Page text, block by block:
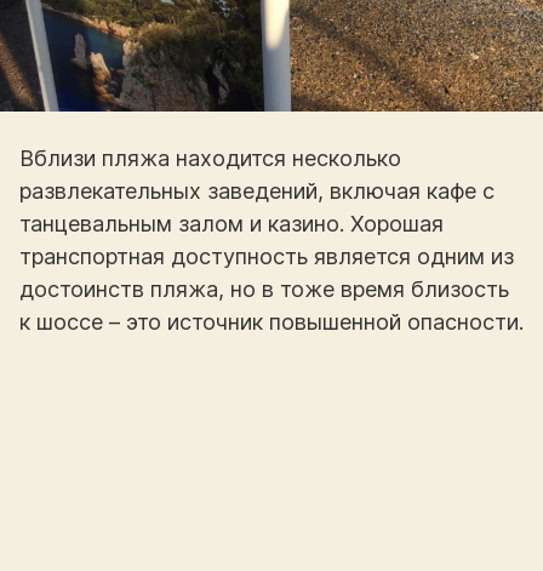
Вблизи пляжа находится несколько
развлекательных заведений, включая кафе с
танцевальным залом и казино. Хорошая
транспортная доступность является одним из
достоинств пляжа, но в тоже время близость
к шоссе – это источник повышенной опасности.